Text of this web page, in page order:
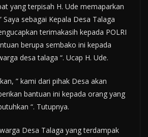
yang terpisah H. Ude memaparkan
Saya sebagai Kepala Desa Talaga
terimakasih kepada POLRI
berupa sembako ini kepada
desa talaga “. Ucap H. Ude.
” kami dari pihak Desa akan
bantuan ini kepada orang yang
“. Tutupnya.
Desa Talaga yang terdampak